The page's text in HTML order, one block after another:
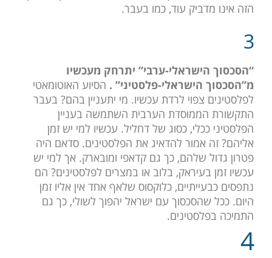
הזה אינו מדביק עוד, כמו בעבר.
3
“הסכסוך הישראלי-ערבי” יתרחק מעכשיו
מ”הסכסוך הישראלי-פלסטיני” . הסיוע האוטומאטי
לפלסטינים צפוי לרדת עכשיו. מי יתעניין בהם? בעבר
התקשורת הממוסדת הערבית השתמשה בעניין
הפלסטיני ככלי, כסוג של דחליל. עכשיו למי יש זמן
אליהם? זה אמור להדאיג את הפלסטינים. סדאם היה
פטרון גדול שלהם, כך גם קדאפי ומובארק. אך למי יש
עכשיו זמן בעיראק, בלוב או במצרים לפלסטינים? הם
נתפסים כבעייתיים, כלוקסוס שלאף אחד אין אליו זמן
היום. ככל שהסכסוך עם ישראל יהפוך לשולי, כך גם
התמיכה בפלסטינים.
4